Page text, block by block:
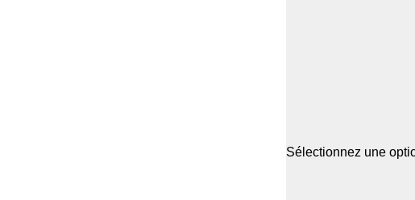
Sélectionnez une